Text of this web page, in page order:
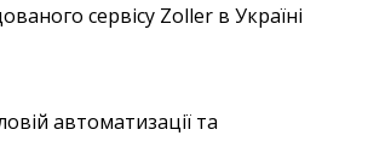
сервісу Zoller в Україні
автоматизації та